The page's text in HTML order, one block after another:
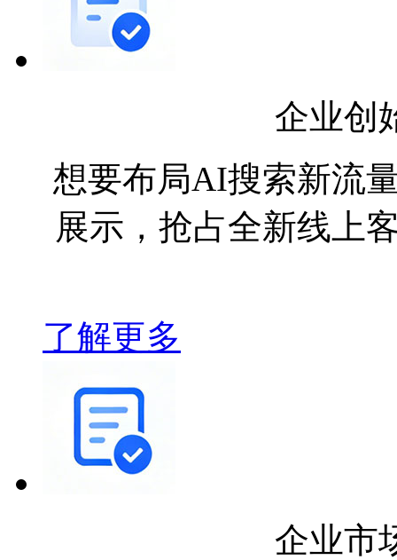
企业创
想要布局AI搜索新流
展示，抢占全新线上
了解更多
企业市